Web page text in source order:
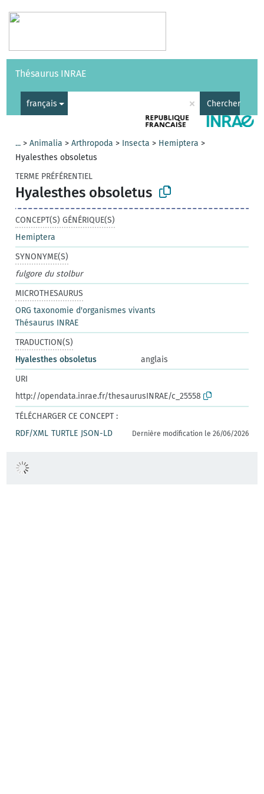
Vocabulaires API
Thésaurus INRAE
français × Chercher
... >Animalia >Arthropoda > Insecta > Hemiptera >
Hyalesthes obsoletus
TERME PRÉFÉRENTIEL
Hyalesthes obsoletus
CONCEPT(S) GÉNÉRIQUE(S)
Hemiptera
SYNONYME(S)
fulgore du stolbur
MICROTHESAURUS
ORG taxonomie d'organismes vivants
Thésaurus INRAE
TRADUCTION(S)
Hyalesthes obsoletus
anglais
URI
http://opendata.inrae.fr/thesaurusINRAE/c_25558
TÉLÉCHARGER CE CONCEPT :
RDF/XML TURTLE JSON-LD Dernière modification le 26/06/2026